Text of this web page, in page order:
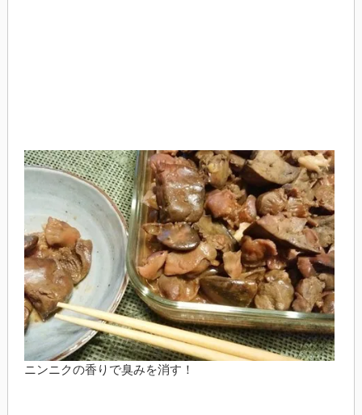
ニンニクの香りで臭みを消す！